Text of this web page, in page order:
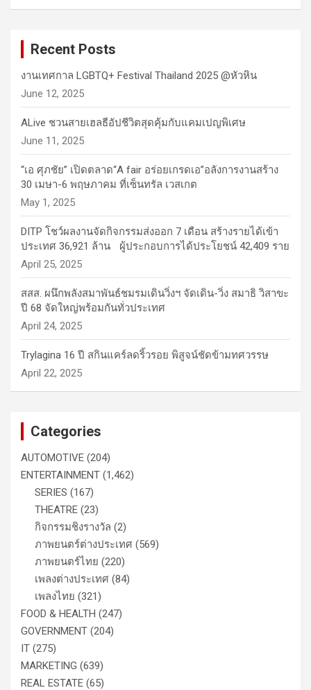
Recent Posts
งานเทศกาล LGBTQ+ Festival Thailand 2025 @หัวหิน
June 12, 2025
ALive ชวนสายเฮลธีอัปชีวิตสุดคุ้มกับแคมเปญพิเศษ
June 11, 2025
“เอ ศุภชัย” เปิดตลาด“A fair อร่อยเกรดเอ”อลังการงานสร้าง
30 เมษา-6 พฤษภาคม ที่เซ็นทรัล เวสเกต
May 1, 2025
DITP โชว์ผลงานจัดกิจกรรมส่งออก 7 เดือน สร้างรายได้เข้า
ประเทศ 36,921 ล้าน ผู้ประกอบการได้ประโยชน์ 42,409 ราย
April 25, 2025
สสส. ผนึกพลังสมาพันธ์ชมรมเดินวิ่งฯ จัดเดิน-วิ่ง สมาธิ วิสาขะ
ปี 68 จัดใหญ่พร้อมกันทั่วประเทศ
April 24, 2025
Trylagina 16 ปี สกินแคร์ลดริ้วรอย พิสูจน์ชัดข้ามทศวรรษ
April 22, 2025
Categories
AUTOMOTIVE (204)
ENTERTAINMENT (1,462)
SERIES (167)
THEATRE (23)
กิจกรรมชิงรางวัล (2)
ภาพยนตร์ต่างประเทศ (569)
ภาพยนตร์ไทย (220)
เพลงต่างประเทศ (84)
เพลงไทย (321)
FOOD & HEALTH (247)
GOVERNMENT (204)
IT (275)
MARKETING (639)
REAL ESTATE (65)